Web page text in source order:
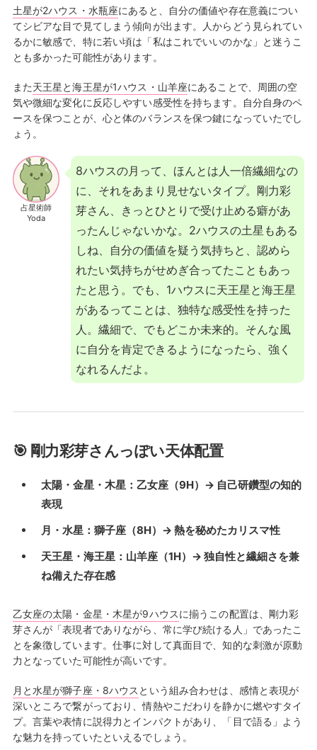
土星が2ハウス・水瓶座にあると、自分の価値や存在意義につい
てシビアな目で見てしまう傾向が出ます。人からどう見られてい
るかに敏感で、特に若い頃は「私はこれでいいのかな」と迷うこ
とも多かった可能性があります。
また天王星と海王星が1ハウス・山羊座にあることで、周囲の空
気や微細な変化に反応しやすい感受性を持ちます。自分自身のペ
ースを保つことが、心と体のバランスを保つ鍵になっていたでし
ょう。
占星術師
Yoda
8ハウスの月って、ほんとは人一倍繊細なの
に、それをあまり見せないタイプ。剛力彩
芽さん、きっとひとりで受け止める癖があ
ったんじゃないかな。2ハウスの土星もある
しね、自分の価値を疑う気持ちと、認めら
れたい気持ちがせめぎ合ってたこともあっ
たと思う。でも、1ハウスに天王星と海王星
があるってことは、独特な感受性を持った
人。繊細で、でもどこか未来的。そんな風
に自分を肯定できるようになったら、強く
なれるんだよ。
🎯 剛力彩芽さんっぽい天体配置
太陽・金星・木星：乙女座（9H）→ 自己研鑽型の知的
表現
月・水星：獅子座（8H）→ 熱を秘めたカリスマ性
天王星・海王星：山羊座（1H）→ 独自性と繊細さを兼
ね備えた存在感
乙女座の太陽・金星・木星が9ハウスに揃うこの配置は、剛力彩
芽さんが「表現者でありながら、常に学び続ける人」であったこ
とを象徴しています。仕事に対して真面目で、知的な刺激が原動
力となっていた可能性が高いです。
月と水星が獅子座・8ハウス という組み合わせは、感情と表現が
深いところで繋がっており、情熱やこだわりを静かに燃やすタイ
プ。言葉や表情に説得力とインパクトがあり、「目で語る」よう
な魅力を持っていたといえるでしょう。